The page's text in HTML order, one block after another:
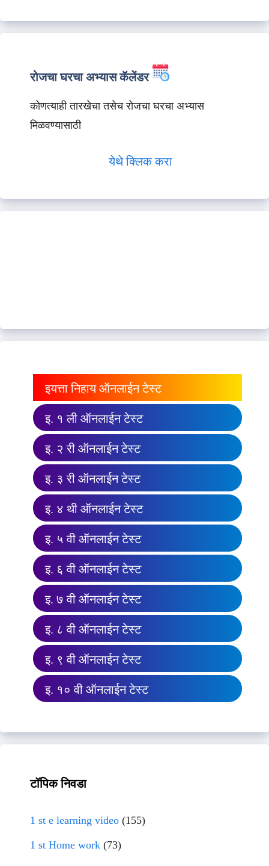
रोजचा घरचा अभ्यास कॅलेंडर
कोणत्याही तारखेचा तसेच रोजचा घरचा अभ्यास
मिळवण्यासाठी
येथे क्लिक करा
इयत्ता निहाय ऑनलाईन टेस्ट
इ. १ ली ऑनलाईन टेस्ट
इ. २ री ऑनलाईन टेस्ट
इ. ३ री ऑनलाईन टेस्ट
इ. ४ थी ऑनलाईन टेस्ट
इ. ५ वी ऑनलाईन टेस्ट
इ. ६ वी ऑनलाईन टेस्ट
इ. ७ वी ऑनलाईन टेस्ट
इ. ८ वी ऑनलाईन टेस्ट
इ. ९ वी ऑनलाईन टेस्ट
इ. १० वी ऑनलाईन टेस्ट
टॉपिक निवडा
1 st e learning video (155)
1 st Home work (73)